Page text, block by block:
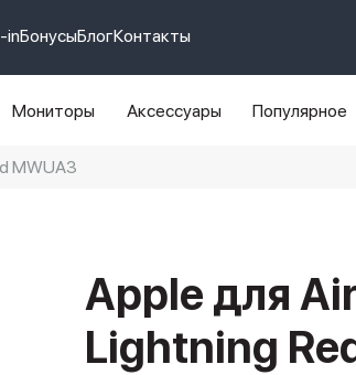
inБонусыБлогКонтакты
Мониторы Аксессуары Популярное
MWUA3
Apple для
Lightning